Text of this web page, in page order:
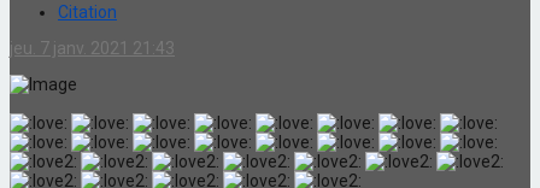
Citation
jeu. 7 janv. 2021 21:43